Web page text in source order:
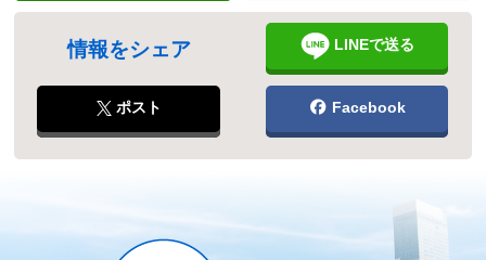
情報をシェア LINEで送る
ポスト Facebook